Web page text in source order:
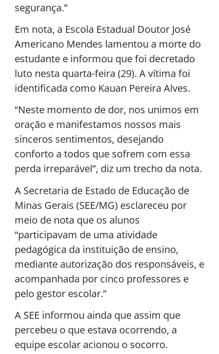
segurança.”
Em nota, a Escola Estadual Doutor José
Americano Mendes lamentou a morte do
estudante e informou que foi decretado
luto nesta quarta-feira (29). A vítima foi
identificada como Kauan Pereira Alves.
“Neste momento de dor, nos unimos em
oração e manifestamos nossos mais
sinceros sentimentos, desejando
conforto a todos que sofrem com essa
perda irreparável”, diz um trecho da nota.
A Secretaria de Estado de Educação de
Minas Gerais (SEE/MG) esclareceu por
meio de nota que os alunos
“participavam de uma atividade
pedagógica da instituição de ensino,
mediante autorização dos responsáveis, e
acompanhada por cinco professores e
pelo gestor escolar.”
A SEE informou ainda que assim que
percebeu o que estava ocorrendo, a
equipe escolar acionou o socorro.